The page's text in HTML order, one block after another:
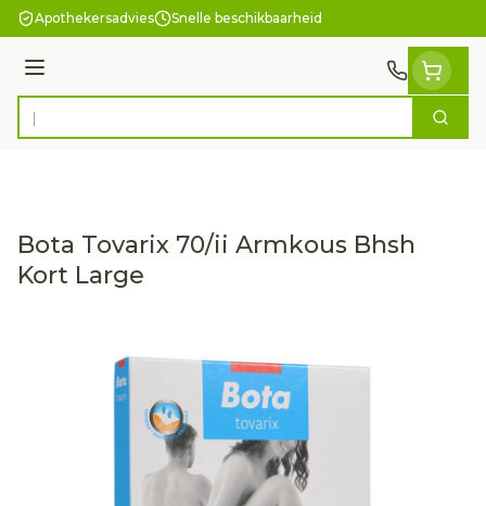
Ga naar de inhoud
Apothekersadvies Snelle beschikbaarheid
Menu
Product, merk, categorie... Zoek
Bota Tovarix 70/ii Armkous Bhsh
Kort Large